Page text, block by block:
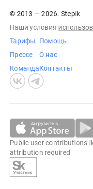
© 2013 — 2026. Stepik
Наши условия
Тарифы
Прессе
Команда
Помощь
О нас
Контакты
Public user contributions
attribution required